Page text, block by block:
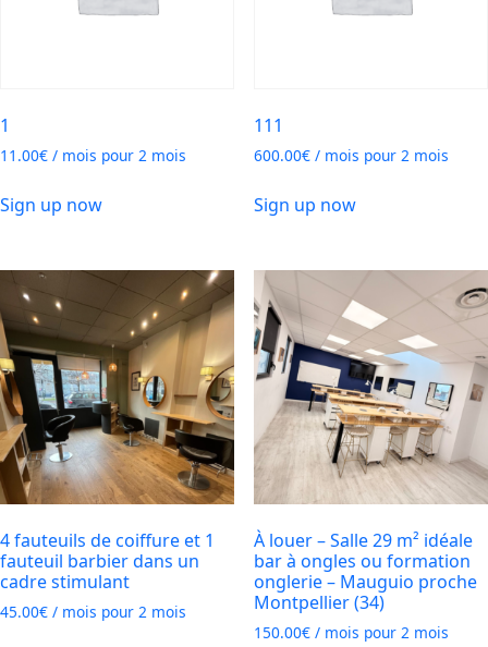
1
11.00€ / mois pour 2 mois
Sign up now
111
600.00€ / mois pour 2 mois
Sign up now
4 fauteuils de coiffure et 1
fauteuil barbier dans un
cadre stimulant
45.00€ / mois pour 2 mois
À louer – Salle 29 m² idéale
bar à ongles ou formation
onglerie – Mauguio proche
Montpellier (34)
150.00€ / mois pour 2 mois